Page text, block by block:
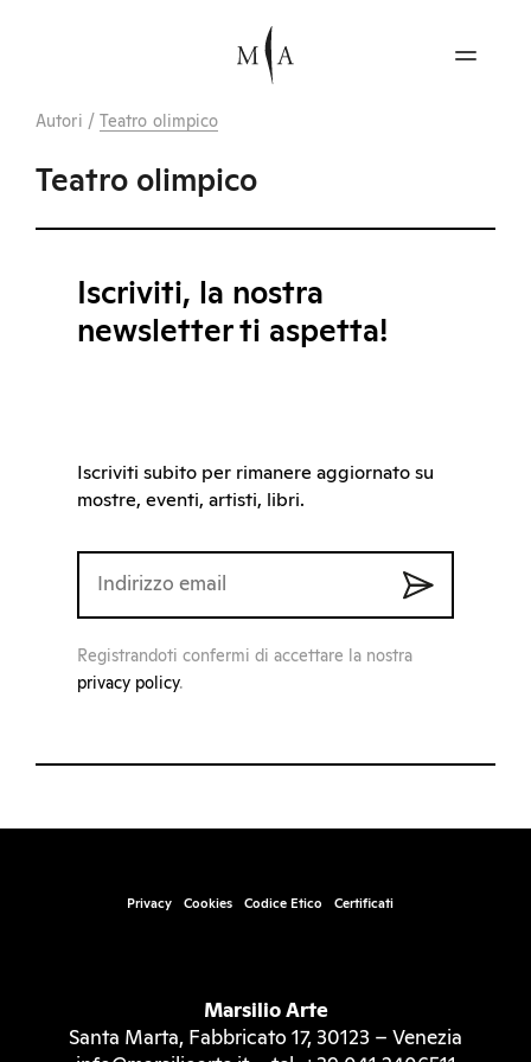
Autori / Teatro olimpico
Teatro olimpico
Iscriviti, la nostra
newsletter ti aspetta!
Iscriviti subito per rimanere aggiornato su
mostre, eventi, artisti, libri.
Registrandoti confermi di accettare la nostra
privacy policy.
Privacy Cookies Codice Etico Certificati
Marsilio Arte
Santa Marta, Fabbricato 17, 30123 – Venezia